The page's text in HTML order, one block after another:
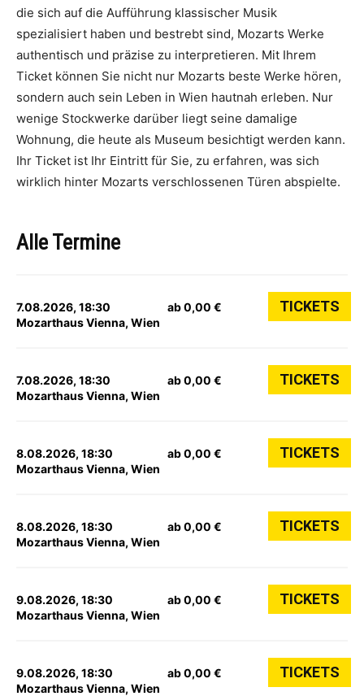
die sich auf die Aufführung klassischer Musik
spezialisiert haben und bestrebt sind, Mozarts Werke
authentisch und präzise zu interpretieren. Mit Ihrem
Ticket können Sie nicht nur Mozarts beste Werke hören,
sondern auch sein Leben in Wien hautnah erleben. Nur
wenige Stockwerke darüber liegt seine damalige
Wohnung, die heute als Museum besichtigt werden kann.
Ihr Ticket ist Ihr Eintritt für Sie, zu erfahren, was sich
wirklich hinter Mozarts verschlossenen Türen abspielte.
Alle Termine
7.08.2026, 18:30
Mozarthaus Vienna, Wien
ab 0,00 € TICKETS
7.08.2026, 18:30
Mozarthaus Vienna, Wien
ab 0,00 € TICKETS
8.08.2026, 18:30
Mozarthaus Vienna, Wien
ab 0,00 € TICKETS
8.08.2026, 18:30
Mozarthaus Vienna, Wien
ab 0,00 € TICKETS
9.08.2026, 18:30
Mozarthaus Vienna, Wien
ab 0,00 € TICKETS
9.08.2026, 18:30
Mozarthaus Vienna, Wien
ab 0,00 € TICKETS